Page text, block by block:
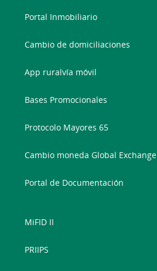
Portal Inmobiliario
Cambio de domiciliaciones
App ruralvía móvil
Bases Promocionales
Protocolo Mayores 65
Cambio moneda Global Exchange
Portal de Documentación
MiFID II
PRIIPS